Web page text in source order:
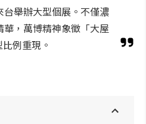
舉辦大型個展。不僅濃
，萬博精神象徵「大屋
例重現。